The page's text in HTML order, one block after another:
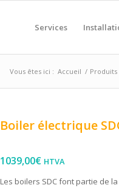
Services
Vous êtes ici : Accueil / Produits
Boiler électrique
1039,00€ HTVA
Les boilers SDC font partie de